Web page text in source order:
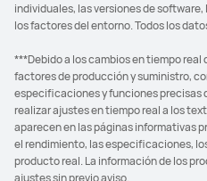
individuales, las versiones de
los factores del entorno. Todos los
***Debido a los cambios en tiempo
factores de producción y suministro,
especificaciones y funciones precisas
realizar ajustes en tiempo real a los
aparecen en las páginas informativas
el rendimiento, las especificaciones,
producto real. La información de los
ajustes sin previo aviso.